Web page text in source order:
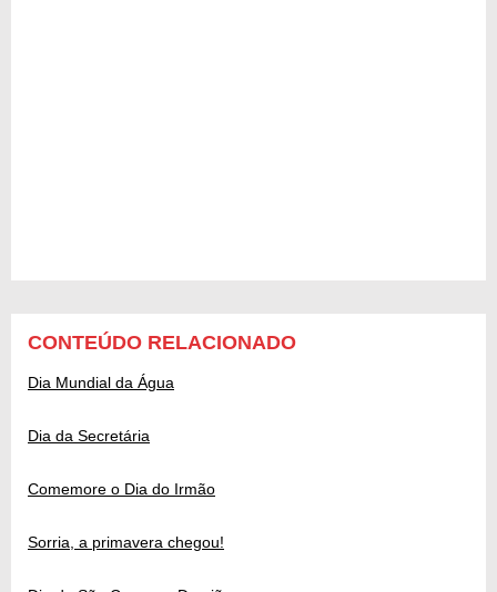
CONTEÚDO RELACIONADO
Dia Mundial da Água
Dia da Secretária
Comemore o Dia do Irmão
Sorria, a primavera chegou!